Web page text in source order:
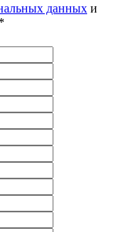
данных и